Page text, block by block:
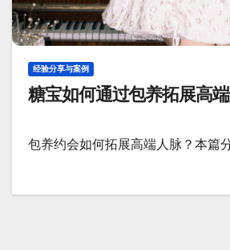
经验分享与案例
糖宝如何通过包养拓展高
包养约会如何拓展高端人脉？本篇